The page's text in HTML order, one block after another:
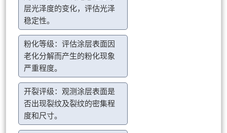
层光泽度的变化，评估光泽
稳定性。
粉化等级：评估涂层表面因
老化分解而产生的粉化现象
严重程度。
开裂评级：观测涂层表面是
否出现裂纹及裂纹的密集程
度和尺寸。